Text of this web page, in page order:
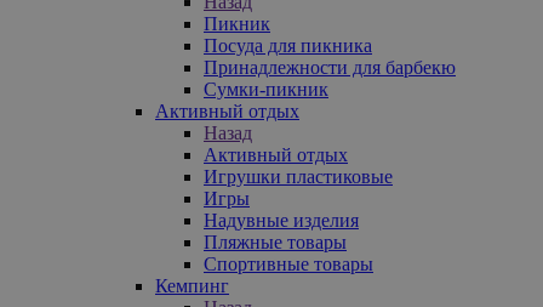
Пикник
Посуда для пикника
Принадлежности для барбекю
Сумки-пикник
Активный отдых
Назад
Активный отдых
Игрушки пластиковые
Игры
Надувные изделия
Пляжные товары
Спортивные товары
Кемпинг